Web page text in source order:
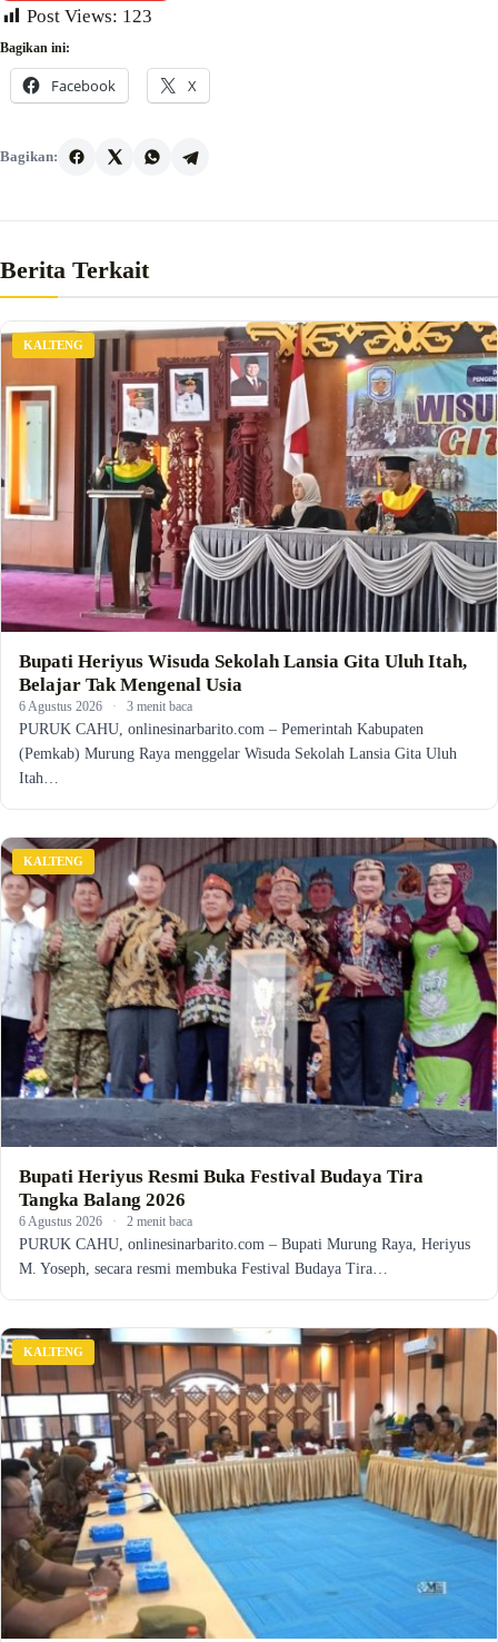
Post Views: 123
Bagikan ini:
Facebook X
Bagikan:
Berita Terkait
KALTENG
Bupati Heriyus Wisuda Sekolah Lansia Gita Uluh Itah,
Belajar Tak Mengenal Usia
6 Agustus 2026 · 3 menit baca
PURUK CAHU, onlinesinarbarito.com – Pemerintah Kabupaten
(Pemkab) Murung Raya menggelar Wisuda Sekolah Lansia Gita Uluh
Itah…
KALTENG
Bupati Heriyus Resmi Buka Festival Budaya Tira
Tangka Balang 2026
6 Agustus 2026 · 2 menit baca
PURUK CAHU, onlinesinarbarito.com – Bupati Murung Raya, Heriyus
M. Yoseph, secara resmi membuka Festival Budaya Tira…
KALTENG